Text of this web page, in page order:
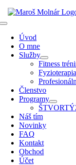
Skip
to
Toggle
Navigation
Úvod
O mne
Služby
Fitness
Fyzioterapia
Členstvo
Programy
Náš tím
Novinky
FAQ
Kontakt
Obchod
Účet